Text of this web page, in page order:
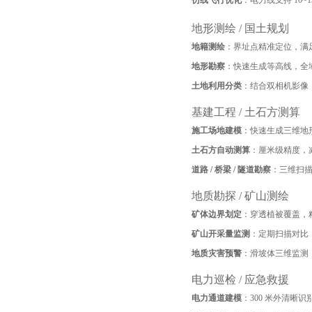
地形测绘 / 国土规划
地籍测绘 ：界址点精准定位，
地形勘察 ：快速生成等高线，
土地利用分类 ：结合双相机影
基建工程 / 土石方测算
施工场地建模 ：快速生成三维
土石方自动测算 ：厘米级精度
道路 / 桥梁 / 隧道勘察 ：三维扫
地质勘探 / 矿山测绘
矿体边界划定 ：穿透植被覆盖
矿山开采量监测 ：定期扫描对
地质灾害预警 ：滑坡体三维监
电力巡检 / 应急救援
电力通道建模 ：300 米外清晰